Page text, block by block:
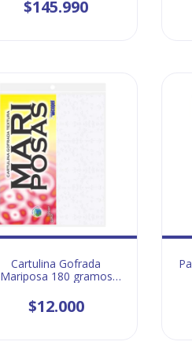
$145.990
Cartulina Gofrada
Mariposa 180 gramos
$12.000